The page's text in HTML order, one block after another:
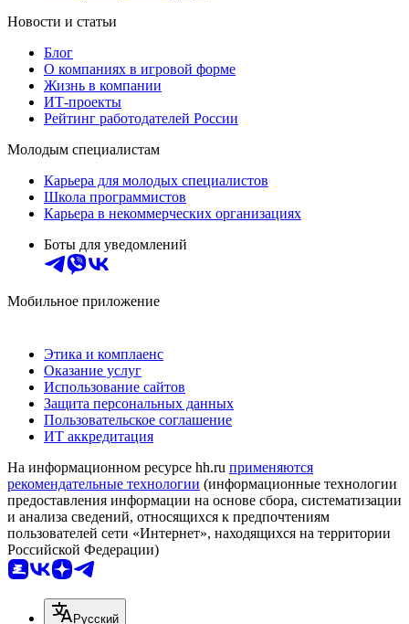
Новости и статьи
Блог
О компаниях в игровой форме
Жизнь в компании
ИТ-проекты
Рейтинг работодателей России
Молодым специалистам
Карьера для молодых специалистов
Школа программистов
Карьера в некоммерческих организациях
Боты для уведомлений
Мобильное приложение
Этика и комплаенс
Оказание услуг
Использование сайтов
Защита персональных данных
Пользовательское соглашение
ИТ аккредитация
На информационном ресурсе hh.ru применяются
рекомендательные технологии (информационные технологии
предоставления информации на основе сбора, систематизации
и анализа сведений, относящихся к предпочтениям
пользователей сети «Интернет», находящихся на территории
Российской Федерации)
Русский